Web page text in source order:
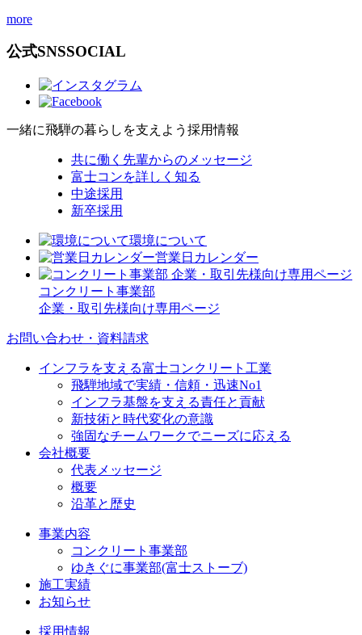
more
公式SNSSOCIAL
一緒に飛騨の暮らしを支えよう 採用情報
共に働く先輩からのメッセージ
富士コンを詳しく知る
中途採用
新卒採用
環境について
営業日カレンダー
コンクリート事業部
企業・取引先様向け専用ページ
お問い合わせ・資料請求
インフラを支える富士コンクリート工業
飛騨地域で実績・信頼・迅速No1
インフラ基盤を支える責任と貢献
新技術と時代変化の意識
強固なチームワークでニーズに応える
会社概要
代表メッセージ
概要
沿革と歴史
事業内容
コンクリート事業部
ゆきぐに事業部(富士ストーブ)
施工実績
お知らせ
採用情報